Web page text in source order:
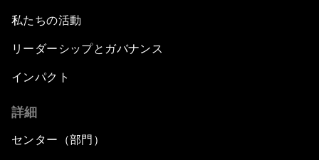
私たちの活動
リーダーシップとガバナンス
インパクト
詳細
センター（部門）